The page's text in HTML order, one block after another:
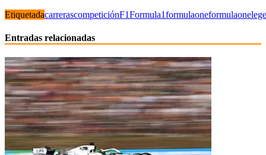
EtiquetadacarrerascompeticiónF1Formula1formulaone
Entradas relacionadas